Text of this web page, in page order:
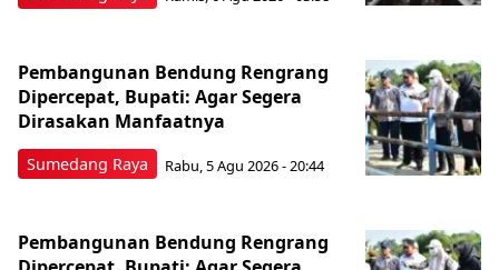
Sumedang Raya
Pembangunan Bendung Rengrang
Dipercepat, Bupati: Agar Segera
Dirasakan Manfaatnya
Rabu, 5 Agu 2026 - 20:44
Pembangunan Bendung Rengrang